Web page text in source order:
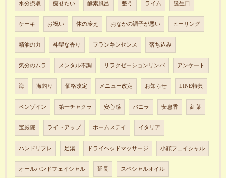
水分摂取 痩せたい 酵素風呂 整う ライム 誕生日
ケーキ お祝い 体の冷え おなかの調子が悪い ヒーリング
精油の力 神聖な香り フランキンセンス 落ち込み
気分のムラ メンタル不調 リラクゼーションリンパ アンケート
海 海釣り 価格改定 メニュー改定 お知らせ LINE特典
ベンゾイン 第一チャクラ 安心感 バニラ 安息香 紅葉
宝厳院 ライトアップ ホームステイ イタリア
ハンドリフレ 足湯 ドライヘッドマッサージ 小顔フェイシャル
オールハンドフェイシャル 延長 スペシャルオイル